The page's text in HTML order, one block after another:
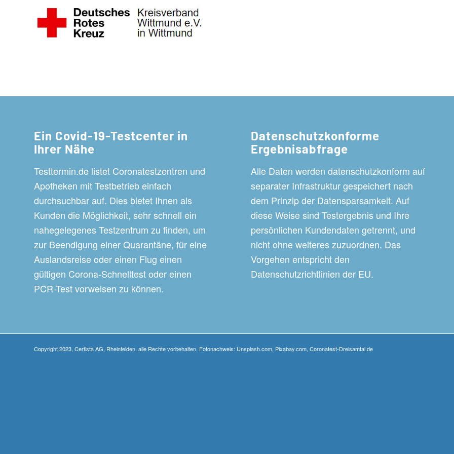
Ein Covid-19-Testcenter in
Ihrer Nähe
Testtermin.de listet Coronatestzentren und
Apotheken mit Testbetrieb einfach
durchsuchbar auf. Dies bietet Ihnen als
Kunden die Möglichkeit, sehr schnell ein
nahegelegenes Testzentrum zu finden, um
zur Beendigung einer Quarantäne, für eine
Auslandsreise oder einen Flug einen
gültigen Corona-Schnelltest oder einen
PCR-Test vorweisen zu können.
Datenschutzkonforme
Ergebnisabfrage
Alle Daten werden datenschutzkonform auf
separater Infrastruktur gespeichert nach
dem Prinzip der Datensparsamkeit. Auf
diese Weise sind Testergebnis und Ihre
persönlichen Kundendaten getrennt, und
nicht ohne weiteres zuzuordnen. Das
Vorgehen entspricht den
Datenschutzrichtlinien der EU.
Copyright 2023, Certista AG, Rheinfelden, alle Rechte vorbehalten. Fotonachweis: Unsplash.com, Pixabay.com, Coronatest-Dreisamtal.de